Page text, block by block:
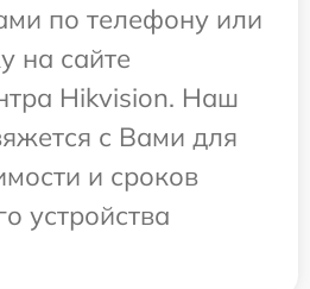
по телефону или
на сайте
Hikvision. Наш
с Вами для
и сроков
устройства